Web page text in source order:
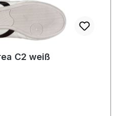
C2 weiß